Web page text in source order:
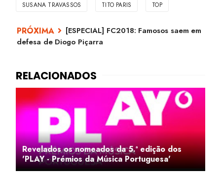
SUSANA TRAVASSOS TITO PARIS TOP
[ESPECIAL] FC2018: Famosos saem em
defesa de Diogo Piçarra
Revelados os nomeados da 5.ª edição dos
'PLAY - Prémios da Música Portuguesa'